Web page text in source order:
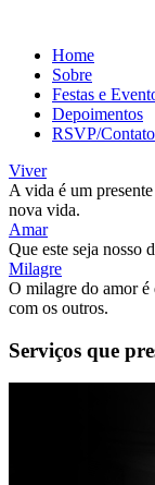
Home
Sobre
Festas e
Depoimentos
RSVP/Contato
Viver
A vida é um
nova vida.
Amar
Que este seja nosso
Milagre
O milagre do amor é
com os outros.
Serviços que